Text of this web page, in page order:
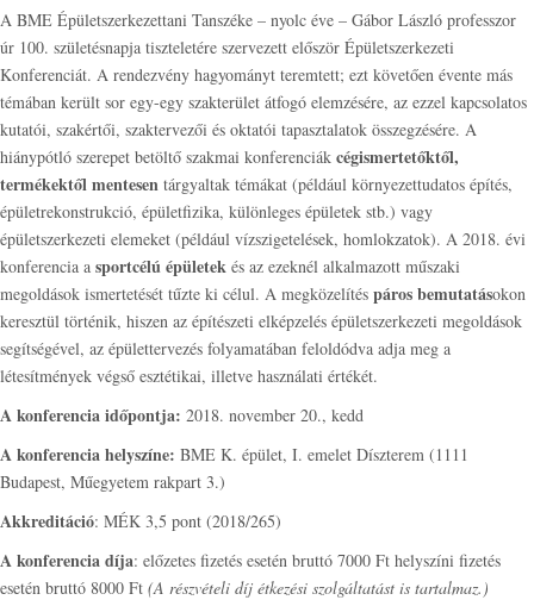
A BME Épületszerkezettani Tanszéke – nyolc éve – Gábor László professzor
úr 100. születésnapja tiszteletére szervezett először Épületszerkezeti
Konferenciát. A rendezvény hagyományt teremtett; ezt követően évente más
témában került sor egy-egy szakterület átfogó elemzésére, az ezzel kapcsolatos
kutatói, szakértői, szaktervezői és oktatói tapasztalatok összegzésére. A
hiánypótló szerepet betöltő szakmai konferenciák cégismertetőktől,
termékektől mentesen tárgyaltak témákat (például környezettudatos építés,
épületrekonstrukció, épületfizika, különleges épületek stb.) vagy
épületszerkezeti elemeket (például vízszigetelések, homlokzatok). A 2018. évi
konferencia a sportcélú épületek és az ezeknél alkalmazott műszaki
megoldások ismertetését tűzte ki célul. A megközelítés páros bemutatásokon
keresztül történik, hiszen az építészeti elképzelés épületszerkezeti megoldások
segítségével, az épülettervezés folyamatában feloldódva adja meg a
létesítmények végső esztétikai, illetve használati értékét.
A konferencia időpontja: 2018. november 20., kedd
A konferencia helyszíne: BME K. épület, I. emelet Díszterem (1111
Budapest, Műegyetem rakpart 3.)
Akkreditáció: MÉK 3,5 pont (2018/265)
A konferencia díja: előzetes fizetés esetén bruttó 7000 Ft helyszíni fizetés
esetén bruttó 8000 Ft (A részvételi díj étkezési szolgáltatást is tartalmaz.)